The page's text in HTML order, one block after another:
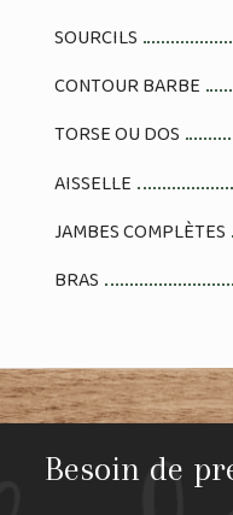
SOURCILS
CONTOUR BARBE
TORSE OU DOS
AISSELLE
JAMBES COMPLÈTES
BRAS
Besoin de